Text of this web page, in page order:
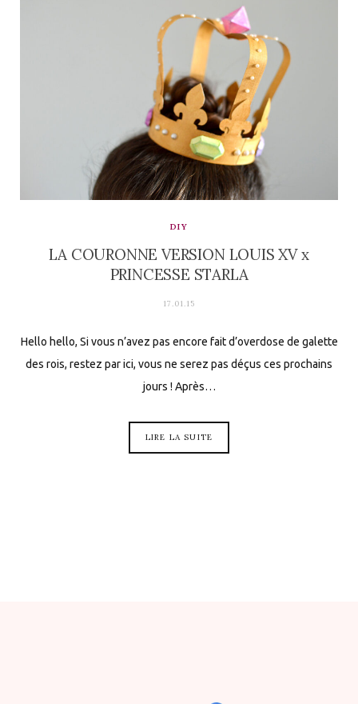
DIY
LA COURONNE VERSION LOUIS XV x
PRINCESSE STARLA
17.01.15
Hello hello, Si vous n’avez pas encore fait d’overdose de galette
des rois, restez par ici, vous ne serez pas déçus ces prochains
jours ! Après…
LIRE LA SUITE